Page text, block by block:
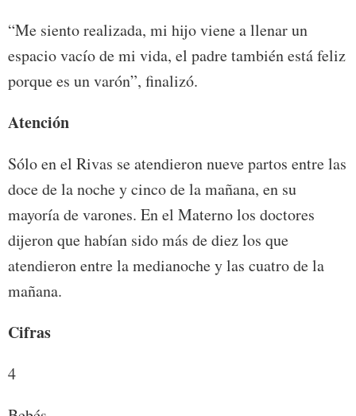
“Me siento realizada, mi hijo viene a llenar un
espacio vacío de mi vida, el padre también está feliz
porque es un varón”, finalizó.
Atención
Sólo en el Rivas se atendieron nueve partos entre las
doce de la noche y cinco de la mañana, en su
mayoría de varones. En el Materno los doctores
dijeron que habían sido más de diez los que
atendieron entre la medianoche y las cuatro de la
mañana.
Cifras
4